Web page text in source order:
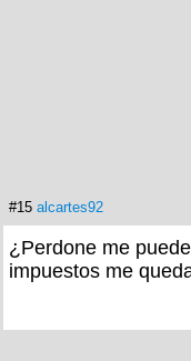
#15 alcartes92
¿Perdone me
impuestos me